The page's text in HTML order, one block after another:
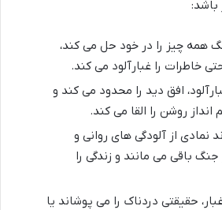
باشد:
همه چیز را در خود حل می کند،
خاطرات را غبارآلود می کند.
افق دید را محدود می کند و
روشن را القا می کند.
نمادی از آلودگی های روانی و
باقی می مانند و زندگی را
حقیقتی دردناک را می پوشاند یا